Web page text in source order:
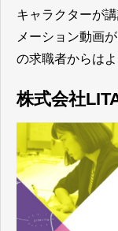
キャラクターが
メーション動画
の求職者からは
株式会社